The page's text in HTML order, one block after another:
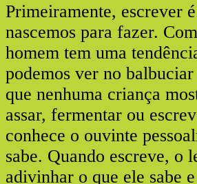
Primeiramente, escrever
nascemos para fazer.
homem tem uma
podemos ver no
que nenhuma criança
assar, fermentar ou
conhece o ouvinte
sabe. Quando escreve, o
adivinhar o que ele sabe